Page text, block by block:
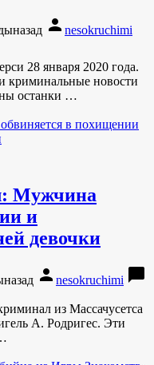
person nesokruchimi
28 января 2020 года.
криминальные новости
останки …
Мужчина
и
девочки
person nesokruchimi chat_bubble
из Массачусетса
А. Родригес. Эти